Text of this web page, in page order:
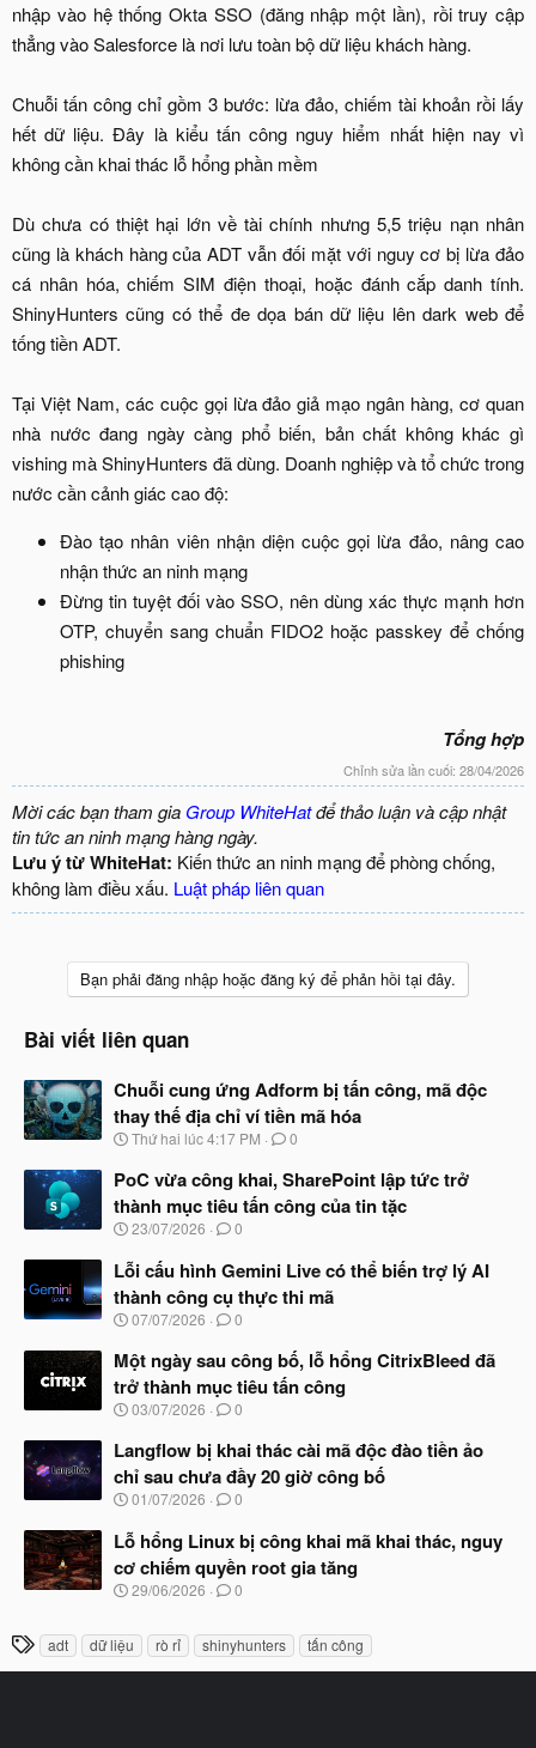
nhập vào hệ thống Okta SSO (đăng nhập một lần), rồi truy cập
thẳng vào Salesforce là nơi lưu toàn bộ dữ liệu khách hàng.
Chuỗi tấn công chỉ gồm 3 bước: lừa đảo, chiếm tài khoản rồi lấy
hết dữ liệu. Đây là kiểu tấn công nguy hiểm nhất hiện nay vì
không cần khai thác lỗ hổng phần mềm
Dù chưa có thiệt hại lớn về tài chính nhưng 5,5 triệu nạn nhân
cũng là khách hàng của ADT vẫn đối mặt với nguy cơ bị lừa đảo
cá nhân hóa, chiếm SIM điện thoại, hoặc đánh cắp danh tính.
ShinyHunters cũng có thể đe dọa bán dữ liệu lên dark web để
tống tiền ADT.
Tại Việt Nam, các cuộc gọi lừa đảo giả mạo ngân hàng, cơ quan
nhà nước đang ngày càng phổ biến, bản chất không khác gì
vishing mà ShinyHunters đã dùng. Doanh nghiệp và tổ chức trong
nước cần cảnh giác cao độ:​
Đào tạo nhân viên nhận diện cuộc gọi lừa đảo, nâng cao
nhận thức an ninh mạng​
Đừng tin tuyệt đối vào SSO, nên dùng xác thực mạnh hơn
OTP, chuyển sang chuẩn FIDO2 hoặc passkey để chống
phishing​
Tổng hợp
Chỉnh sửa lần cuối: 28/04/2026
Mời các bạn tham gia Group WhiteHatđể thảo luận và cập nhật
tin tức an ninh mạng hàng ngày.
Lưu ý từ WhiteHat: Kiến thức an ninh mạng để phòng chống,
không làm điều xấu. Luật pháp liên quan
Bạn phải đăng nhập hoặc đăng ký để phản hồi tại đây.
Bài viết liên quan
Chuỗi cung ứng Adform bị tấn công, mã độc
thay thế địa chỉ ví tiền mã hóa
N
à
b
ắ
đ
ầ
u
Thứ hai lúc 4:17 PM 0
PoC vừa công khai, SharePoint lập tức trở
thành mục tiêu tấn công của tin tặc
N
à
y
b
ắ
đ
ầ
u
23/07/2026 0
Lỗi cấu hình Gemini Live có thể biến trợ lý AI
thành công cụ thực thi mã
N
à
y
b
ắ
đ
ầ
u
07/07/2026 0
Một ngày sau công bố, lỗ hổng CitrixBleed đã
trở thành mục tiêu tấn công
N
à
y
b
ắ
đ
ầ
u
03/07/2026 0
Langflow bị khai thác cài mã độc đào tiền ảo
chỉ sau chưa đầy 20 giờ công bố
N
à
y
b
ắ
đ
ầ
u
01/07/2026 0
Lỗ hổng Linux bị công khai mã khai thác, nguy
cơ chiếm quyền root gia tăng
N
y
29/06/2026 0
T
h
adt dữ liệu rò rỉ shinyhunters tấn công